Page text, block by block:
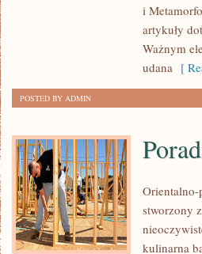
METAMORFOZY
i
artykuły
Ważnym
udana [
POSTED BY ADMIN
Orientalno-
stworzony
kulinarna